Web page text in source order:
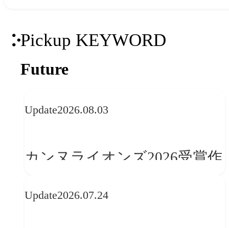
Pickup KEYWORD
Future
Update2026.08.03
カンヌライオンズ2026受賞作
──「優れたブランド体験」
Update2026.07.24